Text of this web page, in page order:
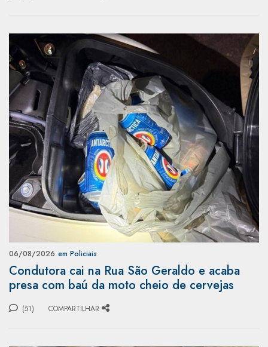
06/08/2026 em Policiais
Condutora cai na Rua São Geraldo e acaba
presa com baú da moto cheio de cervejas
(51) COMPARTILHAR